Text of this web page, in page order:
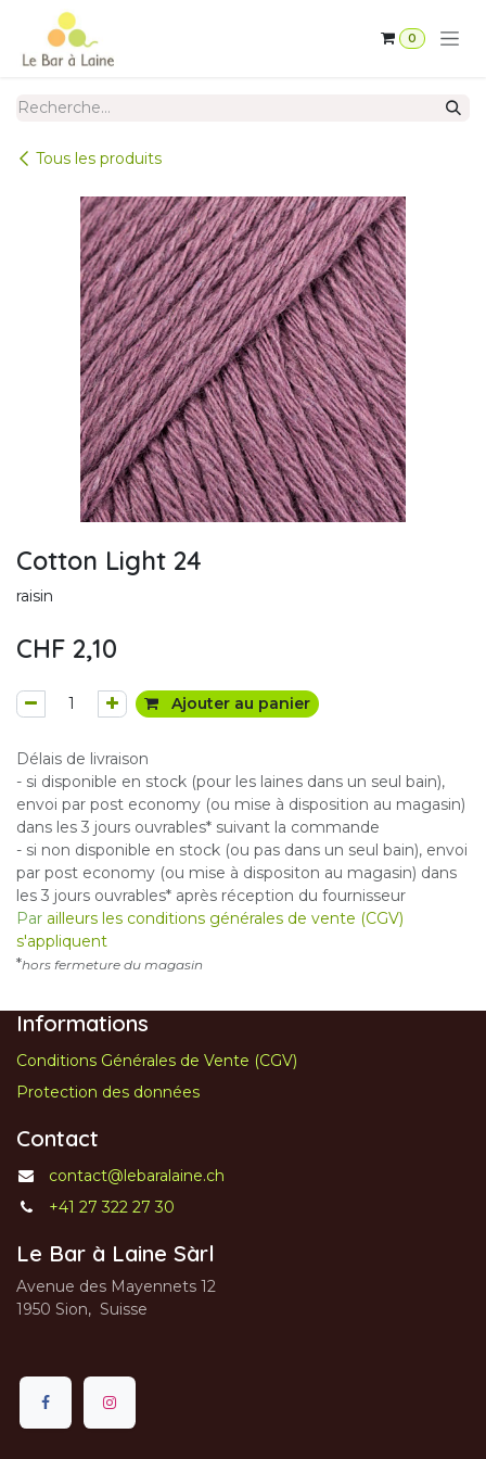
Se rendre au contenu
0
Tous les produits
Cotton Light 24
raisin
CHF 2,10
Ajouter au panier
Délais de livraison
- si disponible en stock (pour les laines dans un seul bain),
envoi par post economy (ou mise à disposition au magasin)
dans les 3 jours ouvrables* suivant la commande
- si non disponible en stock (ou pas dans un seul bain), envoi
par post economy (ou mise à dispositon au magasin) dans
les 3 jours ouvrables* après réception du fournisseur
Par ailleurs les conditions générales de vente (CGV)
s'appliquent
*hors fermeture du magasin
Informations
Conditions Générales de Vente (CGV)
Protection des données
Contact
contact@lebaralaine.ch
+41 27 322 27 30
Le Bar à Laine Sàrl
Avenue des Mayennets 12
1950 Sion, Suisse